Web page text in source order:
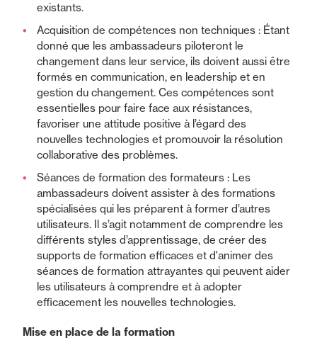
existants.
Acquisition de compétences non techniques : Étant
donné que les ambassadeurs piloteront le
changement dans leur service, ils doivent aussi être
formés en communication, en leadership et en
gestion du changement. Ces compétences sont
essentielles pour faire face aux résistances,
favoriser une attitude positive à l’égard des
nouvelles technologies et promouvoir la résolution
collaborative des problèmes.
Séances de formation des formateurs : Les
ambassadeurs doivent assister à des formations
spécialisées qui les préparent à former d’autres
utilisateurs. Il s’agit notamment de comprendre les
différents styles d’apprentissage, de créer des
supports de formation efficaces et d'animer des
séances de formation attrayantes qui peuvent aider
les utilisateurs à comprendre et à adopter
efficacement les nouvelles technologies.
Mise en place de la formation